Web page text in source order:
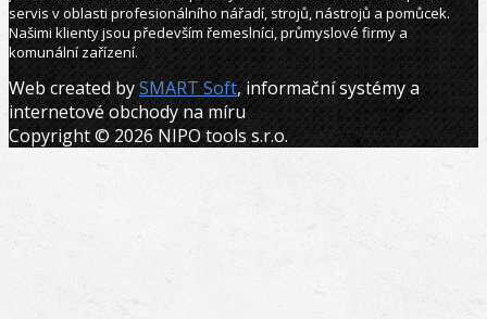
servis v oblasti profesionálního nářadí, strojů, nástrojů a pomůcek.
Našimi klienty jsou především řemeslníci, průmyslové firmy a
komunální zařízení.
Web created bySMART Soft, informační systémy a
internetové obchody na míru
Copyright © 2026 NIPO tools s.r.o.